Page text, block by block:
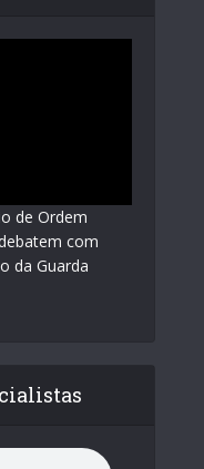
de Ordem
com
da Guarda